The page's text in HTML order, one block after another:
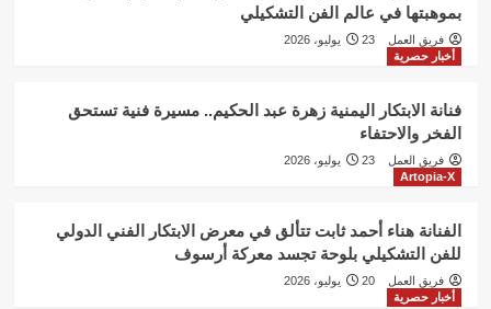
بموهبتها في عالم الفن التشكيلي
فريق العمل
23 يوليو، 2026
أخبار حصرية
فنانة الابتكار اليمنية زهرة عبد الحكيم.. مسيرة فنية تستحق
الفخر والاحتفاء
فريق العمل
23 يوليو، 2026
Artopia-X
الفنانة هناء أحمد ثابت تتألق في معرض الابتكار الفني الدولي
للفن التشكيلي بلوحة تجسد معركة أرسوف
فريق العمل
20 يوليو، 2026
أخبار حصرية